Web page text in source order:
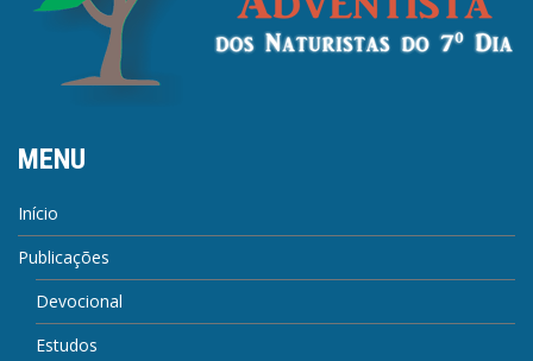
MENU
Início
Publicações
Devocional
Estudos